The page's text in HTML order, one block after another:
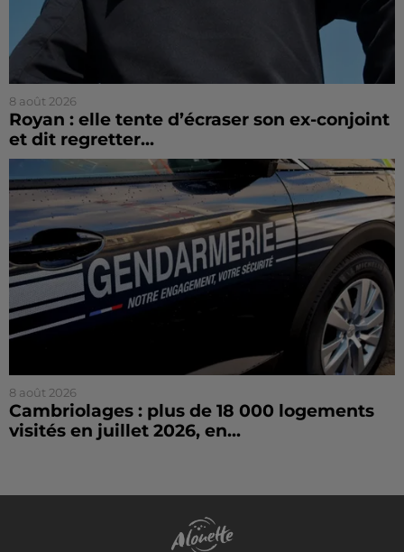
8 août 2026
Royan : elle tente d’écraser son ex-conjoint
et dit regretter...
8 août 2026
Cambriolages : plus de 18 000 logements
visités en juillet 2026, en...